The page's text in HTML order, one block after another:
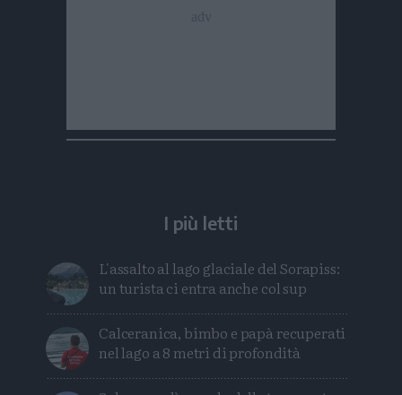
I più letti
L'assalto al lago glaciale del Sorapiss:
un turista ci entra anche col sup
Calceranica, bimbo e papà recuperati
nel lago a 8 metri di profondità